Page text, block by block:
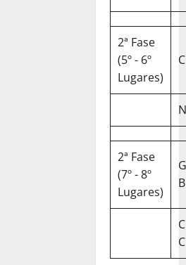
2ª Fase
(5º - 6º
Lugares)
2ª Fase
(7º - 8º
Lugares)
B
C